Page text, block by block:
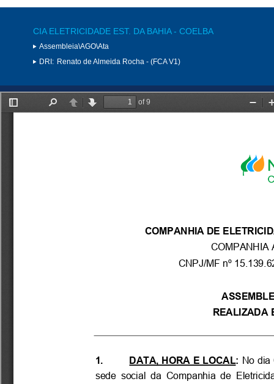
CIA ELETRICIDADE EST. DA BAHIA - COELBA
Assembleia\AGO\Ata
DRI: Renato de Almeida Rocha - (FCA V1)